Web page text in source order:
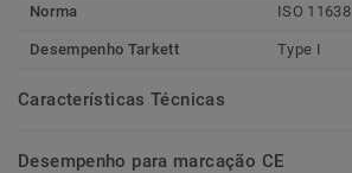
Norma
ISO 11638
Desempenho Tarkett Type I
Características Técnicas
Desempenho para marcação CE